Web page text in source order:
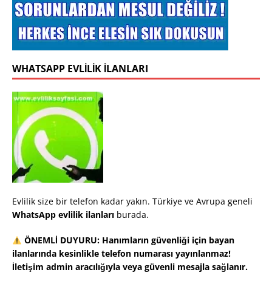
WHATSAPP EVLILIK İLANLARI
Evlilik size bir telefon kadar yakın. Türkiye ve Avrupa geneli
WhatsApp evlilik ilanları burada.
ÖNEMLİ DUYURU: Hanımların güvenliği için bayan
ilanlarında kesinlikle telefon numarası yayınlanmaz!
İletişim admin aracılığıyla veya güvenli mesajla sağlanır.